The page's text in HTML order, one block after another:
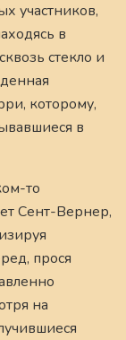
участников,
в
стекло и
которому,
в
то
Сент-Вернер,
прося
на